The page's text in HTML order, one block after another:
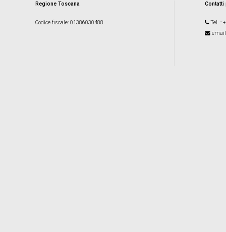
Regione Toscana
Codice fiscale: 01386030488 Tel. :
email